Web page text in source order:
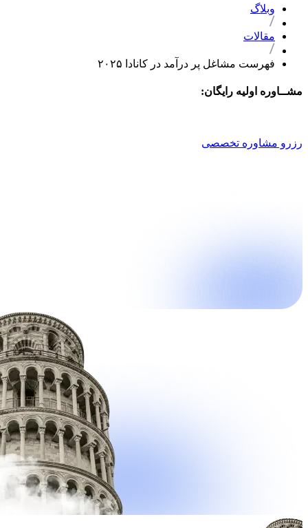
وبلاگ
مقالات
فهرست مشاغل پر درآمد در کانادا ۲۰۲۵
مشــاوره اولیه رایگان:
رزرو مشاوره تخصصی